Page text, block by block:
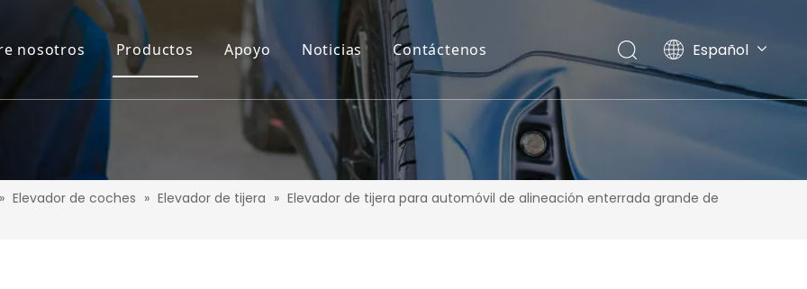
nosotros Productos Apoyo Noticias Contáctenos Español
English
Pусский
» Elevador de coches » Elevador de tijera » Elevador de tijera para automóvil de alineación enterrada grande de